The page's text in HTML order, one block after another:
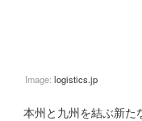
Image: logistics.jp
本州と九州を結ぶ新た